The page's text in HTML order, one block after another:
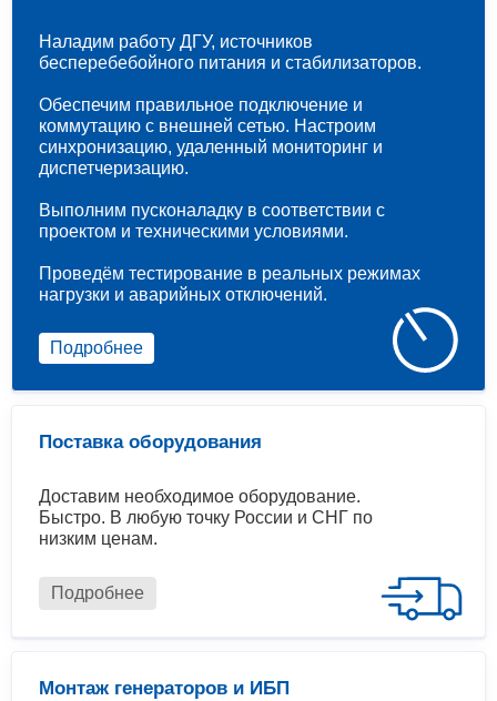
Поставка оборудования
Доставим необходимое оборудование.
Быстро. В любую точку России и СНГ по
низким ценам.
Подробнее
Монтаж генераторов и ИБП
Наладим работу ДГУ, источников
бесперебебойного питания и стабилизаторов.
Обеспечим правильное подключение и
коммутацию с внешней сетью. Настроим
синхронизацию, удаленный мониторинг и
диспетчеризацию.
Выполним пусконаладку в соответствии с
проектом и техническими условиями.
Проведём тестирование в реальных режимах
нагрузки и аварийных отключений.
Подробнее